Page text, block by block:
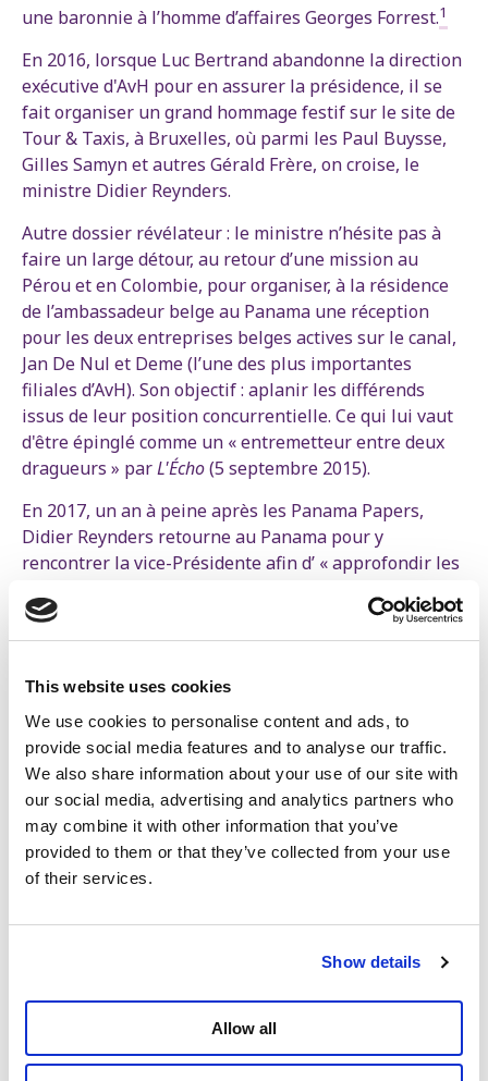
This website uses cookies
We use cookies to personalise content and ads, to
provide social media features and to analyse our traffic.
We also share information about your use of our site with
our social media, advertising and analytics partners who
may combine it with other information that you’ve
provided to them or that they’ve collected from your use
of their services.
Show details
Allow all
une baronnie à l’homme d’affaires Georges Forrest.1
En 2016, lorsque Luc Bertrand abandonne la direction
exécutive d'AvH pour en assurer la présidence, il se
fait organiser un grand hommage festif sur le site de
Tour & Taxis, à Bruxelles, où parmi les Paul Buysse,
Gilles Samyn et autres Gérald Frère, on croise, le
ministre Didier Reynders.
Autre dossier révélateur : le ministre n’hésite pas à
faire un large détour, au retour d’une mission au
Pérou et en Colombie, pour organiser, à la résidence
de l’ambassadeur belge au Panama une réception
pour les deux entreprises belges actives sur le canal,
Jan De Nul et Deme (l’une des plus importantes
filiales d’AvH). Son objectif : aplanir les différends
issus de leur position concurrentielle. Ce qui lui vaut
d'être épinglé comme un « entremetteur entre deux
dragueurs » parL'Écho(5 septembre 2015).
En 2017, un an à peine après les Panama Papers,
Didier Reynders retourne au Panama pour y
rencontrer la vice-Présidente afin d’ « approfondir les
domaine du commerce et de l'investissement », selon
le communiqué des Affaires étrangères. une bonne
administratrice d'AvH, maison-mère de Deme.
Il y a aussi la convention fiscale que la Belgique
conclut avec les Seychelles, autre paradis fiscal
notoire, et que Reynders fait approuver par le
parlement en 2015. Ici encore, l’un des bénéficiaires
est une filiale de l’entreprise de dragage Deme,
opérant à partir des Seychelles.
On peut aussi évoquer les bonnes relations de Didier
Reynders avec l’Arabie Saoudite (plusieurs missions